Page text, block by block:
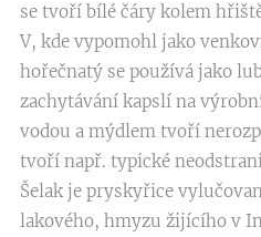
se tvoří bílé čáry kolem
V, kde vypomohl jako
hořečnatý se používá jako
zachytávání kapslí na
vodou a mýdlem tvoří
tvoří např. typické
Šelak je pryskyřice
lakového, hmyzu žijícího v